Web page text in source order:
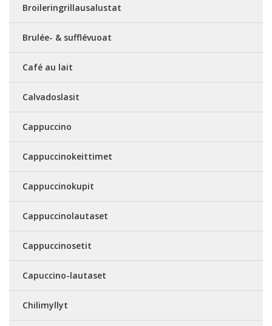
Broileringrillausalustat
Brulée- & sufflévuoat
Café au lait
Calvadoslasit
Cappuccino
Cappuccinokeittimet
Cappuccinokupit
Cappuccinolautaset
Cappuccinosetit
Capuccino-lautaset
Chilimyllyt